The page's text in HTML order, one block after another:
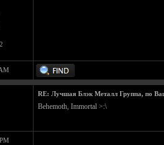
RE: Лучшая Блэк Металл Группа, по
Behemoth, Immortal >:\